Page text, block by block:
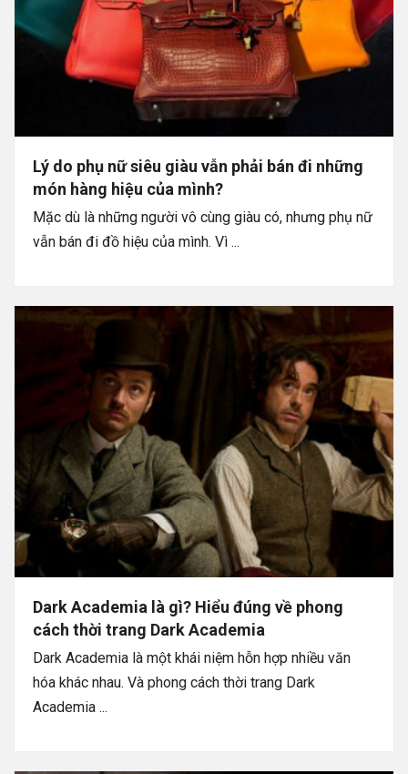
Lý do phụ nữ siêu giàu vẫn phải bán đi những
món hàng hiệu của mình?
Mặc dù là những người vô cùng giàu có, nhưng phụ nữ
vẫn bán đi đồ hiệu của mình. Vì ...
Dark Academia là gì? Hiểu đúng về phong
cách thời trang Dark Academia
Dark Academia là một khái niệm hỗn hợp nhiều văn
hóa khác nhau. Và phong cách thời trang Dark
Academia ...